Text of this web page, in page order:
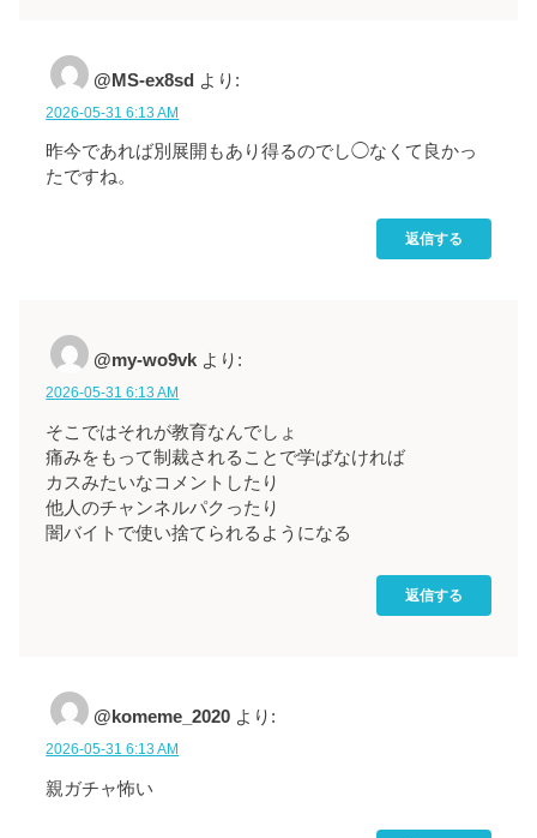
@MS-ex8sd より:
2026-05-31 6:13 AM
昨今であれば別展開もあり得るのでし◯なくて良かっ
たですね。
返信する
@my-wo9vk より:
2026-05-31 6:13 AM
そこではそれが教育なんでしょ
痛みをもって制裁されることで学ばなければ
カスみたいなコメントしたり
他人のチャンネルパクったり
闇バイトで使い捨てられるようになる
返信する
@komeme_2020 より:
2026-05-31 6:13 AM
親ガチャ怖い